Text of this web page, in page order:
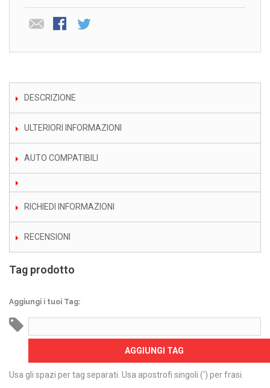
DESCRIZIONE
ULTERIORI INFORMAZIONI
AUTO COMPATIBILI
RICHIEDI INFORMAZIONI
RECENSIONI
Tag prodotto
Aggiungi i tuoi Tag:
AGGIUNGI TAG
Usa gli spazi per tag separati. Usa apostrofi singoli (') per frasi.